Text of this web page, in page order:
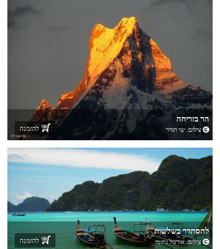
הר בזריחה
צילום: שי תודר להזמנה
להסתדר בשלשות
צילום:אורטל נחומי להזמנה